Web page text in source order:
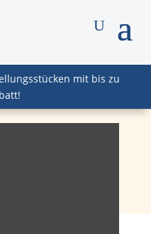
mit bis zu